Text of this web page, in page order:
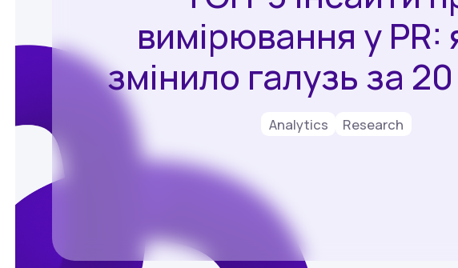
вимірювання у PR:
змінило галузь за 20
Analytics Research